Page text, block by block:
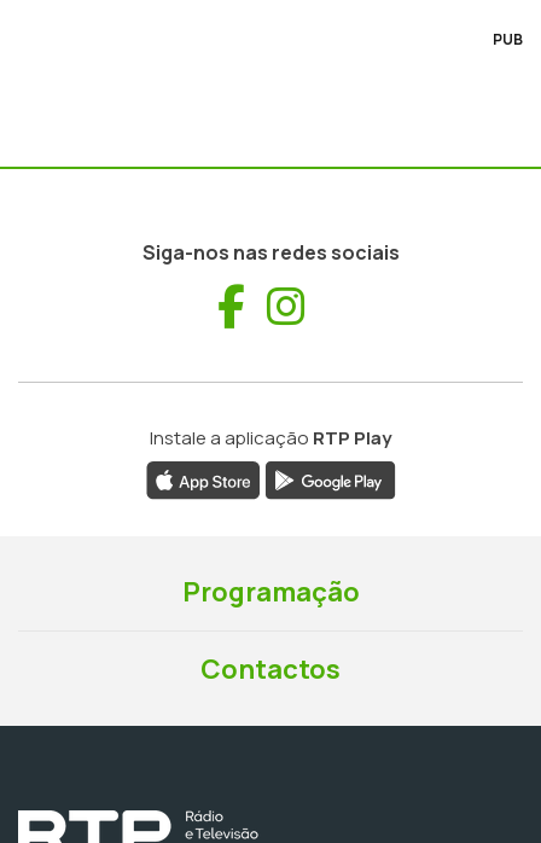
PUB
Siga-nos nas redes sociais
Facebook
Instale a aplicação RTP Play
Programação
Contactos